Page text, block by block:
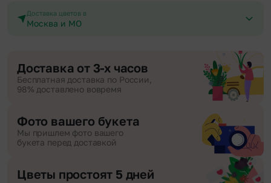
Доставка цветов в
Москва и МО
Доставка от 3-х часов
Бесплатная доставка по России,
98% доставлено вовремя
Фото вашего букета
Мы пришлем фото вашего
букета перед доставкой
Цветы простоят 5 дней